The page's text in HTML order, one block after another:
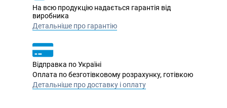
На всю продукцію надається гарантія від
виробника
Детальніше про гарантію
Відправка по Україні
Оплата по безготівковому розрахунку, готівкою
Детальніше про доставку і оплату